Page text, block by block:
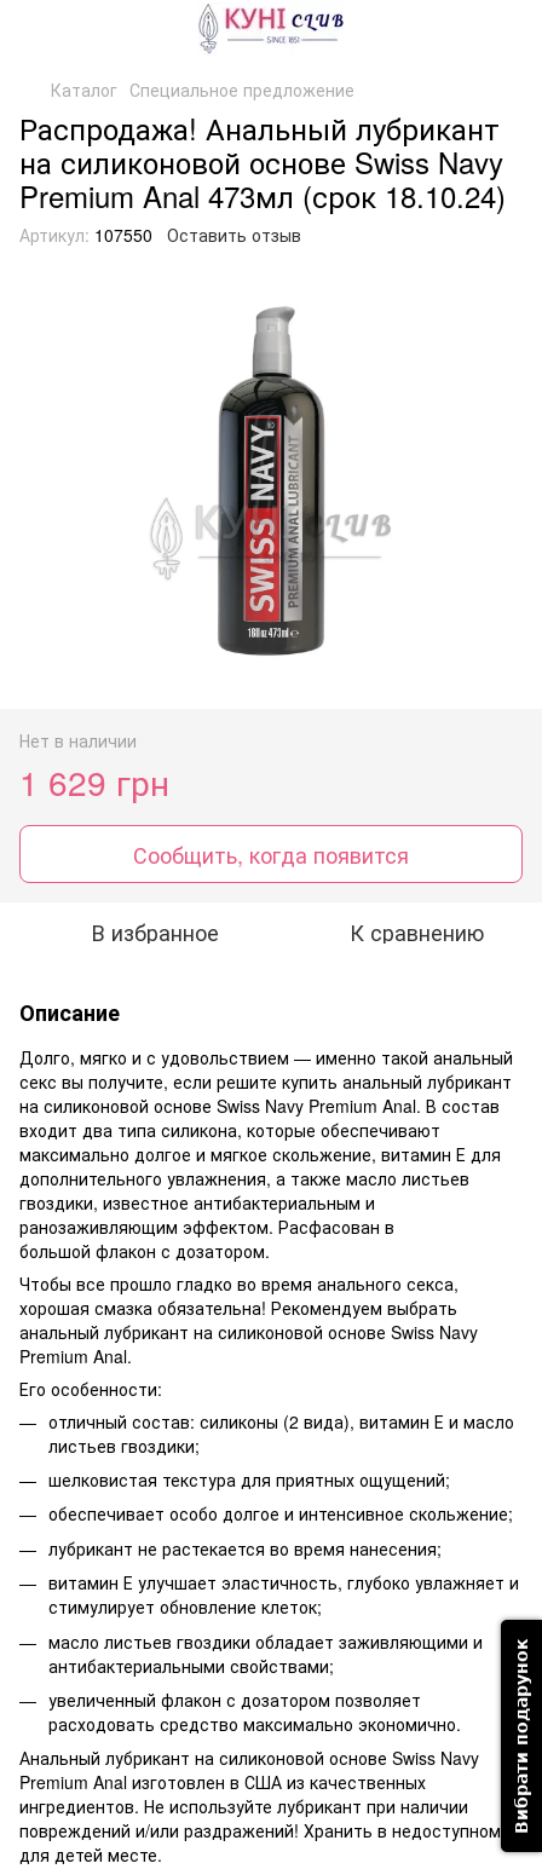
Каталог Специальное предложение
Распродажа! Анальный лубрикант
на силиконовой основе Swiss Navy
Premium Anal 473мл (срок 18.10.24)
Артикул: 107550 Оставить отзыв
Нет в наличии
1 629 грн
Сообщить, когда появится
В избранное К сравнению
Описание
Долго, мягко и с удовольствием — именно такой анальный
секс вы получите, если решите купить анальный лубрикант
на силиконовой основе Swiss Navy Premium Anal. В состав
входит два типа силикона, которые обеспечивают
максимально долгое и мягкое скольжение, витамин Е для
дополнительного увлажнения, а также масло листьев
гвоздики, известное антибактериальным и
ранозаживляющим эффектом. Расфасован в
большой флакон с дозатором.
Чтобы все прошло гладко во время анального секса,
хорошая смазка обязательна! Рекомендуем выбрать
анальный лубрикант на силиконовой основе Swiss Navy
Premium Anal.
Его особенности:
отличный состав: силиконы (2 вида), витамин Е и масло
листьев гвоздики;
шелковистая текстура для приятных ощущений;
обеспечивает особо долгое и интенсивное скольжение;
лубрикант не растекается во время нанесения;
витамин Е улучшает эластичность, глубоко увлажняет и
стимулирует обновление клеток;
масло листьев гвоздики обладает заживляющими и
антибактериальными свойствами;
увеличенный флакон с дозатором позволяет
расходовать средство максимально экономично.
Анальный лубрикант на силиконовой основе Swiss Navy
Premium Anal изготовлен в США из качественных
ингредиентов. Не используйте лубрикант при наличии
повреждений и/или раздражений! Хранить в недоступном
для детей месте.
Вибрати подарунок